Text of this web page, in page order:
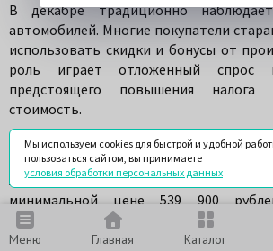
Меню Главная Каталог
В декабре традиционно
автомобилей. Многие покупатели
использовать скидки и бонусы от
роль играет отложенный
предстоящего повышения налога
стоимость.
Lada XRAY
АвтоВАЗ предлагает доступный
минимальной цене 539 900
комплектацию. За эти деньги можно
1,6-литровым двигателем,
Мы используем cookies для быстрой и удобной
пользоваться сайтом, вы принимаете
условия обработки персональных данных